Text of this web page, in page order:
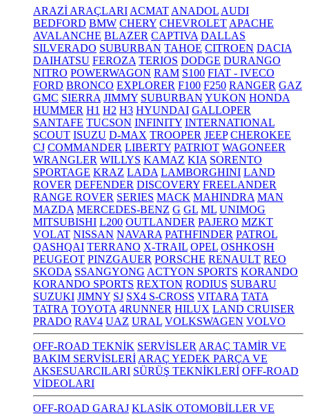
ARAZİ ARAÇLARI ACMAT ANADOL AUDI
BEDFORD BMW CHERY CHEVROLET APACHE
AVALANCHE BLAZER CAPTIVA DALLAS
SILVERADO SUBURBAN TAHOE CITROEN DACIA
DAIHATSU FEROZA TERIOS DODGE DURANGO
NITRO POWERWAGON RAM S100 FIAT - IVECO
FORD BRONCO EXPLORER F100 F250 RANGER GAZ
GMC SIERRA JIMMY SUBURBAN YUKON HONDA
HUMMER H1 H2 H3 HYUNDAI GALLOPER
SANTAFE TUCSON INFINITY INTERNATIONAL
SCOUT ISUZU D-MAX TROOPER JEEP CHEROKEE
CJ COMMANDER LIBERTY PATRIOT WAGONEER
WRANGLER WILLYS KAMAZ KIA SORENTO
SPORTAGE KRAZ LADA LAMBORGHINI LAND
ROVER DEFENDER DISCOVERY FREELANDER
RANGE ROVER SERIES MACK MAHINDRA MAN
MAZDA MERCEDES-BENZ G GL ML UNIMOG
MITSUBISHI L200 OUTLANDER PAJERO MZKT
VOLAT NISSAN NAVARA PATHFINDER PATROL
QASHQAI TERRANO X-TRAIL OPEL OSHKOSH
PEUGEOT PINZGAUER PORSCHE RENAULT REO
SKODA SSANGYONG ACTYON SPORTS KORANDO
KORANDO SPORTS REXTON RODIUS SUBARU
SUZUKI JIMNY SJ SX4 S-CROSS VITARA TATA
TATRA TOYOTA 4RUNNER HILUX LAND CRUISER
PRADO RAV4 UAZ URAL VOLKSWAGEN VOLVO
OFF-ROAD TEKNİK SERVİSLER ARAÇ TAMİR VE
BAKIM SERVİSLERİ ARAÇ YEDEK PARÇA VE
AKSESUARCILARI SÜRÜŞ TEKNİKLERİ OFF-ROAD
VİDEOLARI
OFF-ROAD GARAJ KLASİK OTOMOBİLLER VE